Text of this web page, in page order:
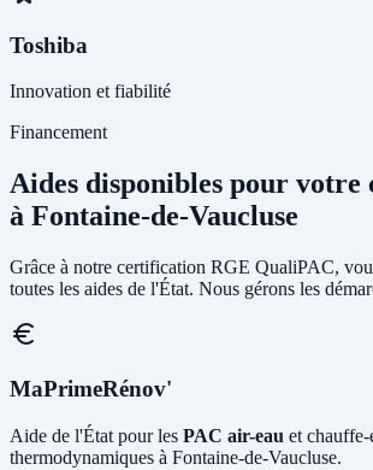
Toshiba
Innovation et fiabilité
Financement
Aides disponibles pour
à Fontaine-de-Vaucluse
Grâce à notre certification RGE QualiPAC,
toutes les aides de l'État. Nous gérons les
MaPrimeRénov'
Aide de l'État pour les PAC air-eau et chauffe-
thermodynamiques à Fontaine-de-Vaucluse.